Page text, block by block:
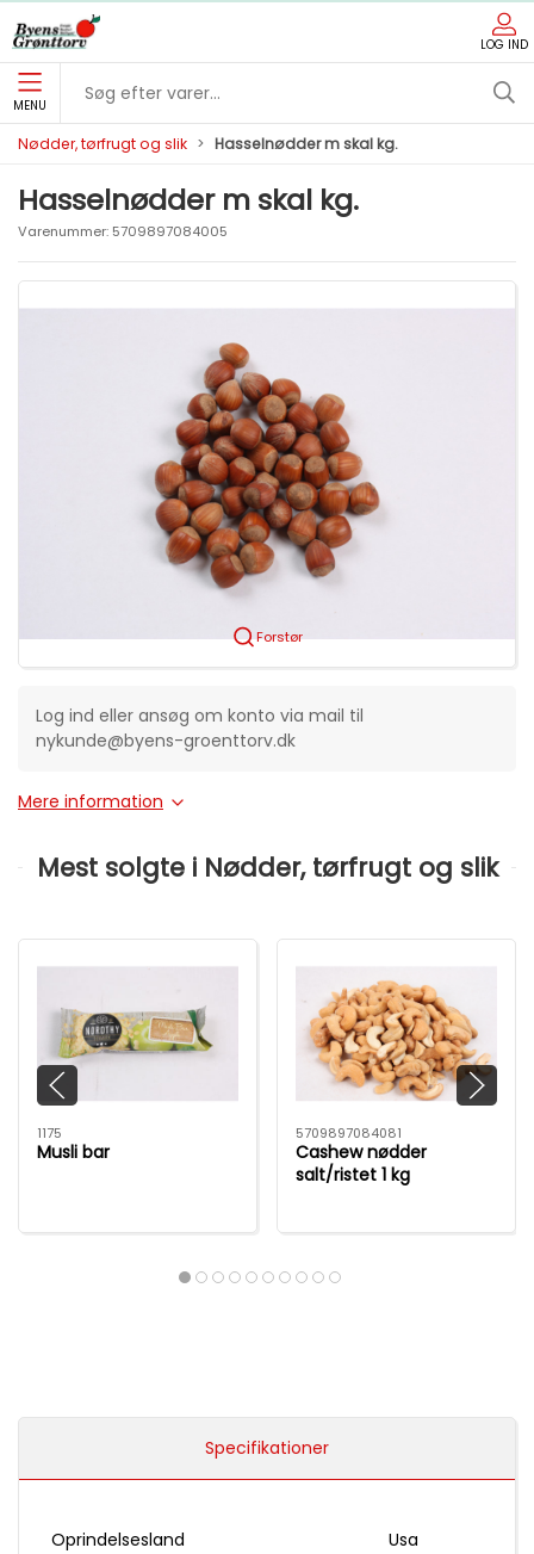
LOG IND
MENU
Nødder, tørfrugt og slik Hasselnødder m skal kg.
Hasselnødder m skal kg.
Varenummer: 5709897084005
Forstør
Log ind eller ansøg om konto via mail til
nykunde@byens-groenttorv.dk
Mere information
Mest solgte i Nødder, tørfrugt og slik
1175
Musli bar
5709897084081
Cashew nødder
salt/ristet 1 kg
Specifikationer
Oprindelsesland Usa